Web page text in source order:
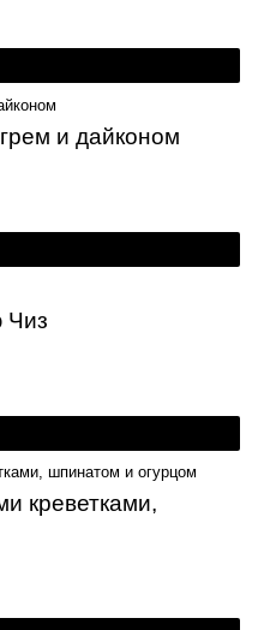
и дайконом
Чиз
креветками,